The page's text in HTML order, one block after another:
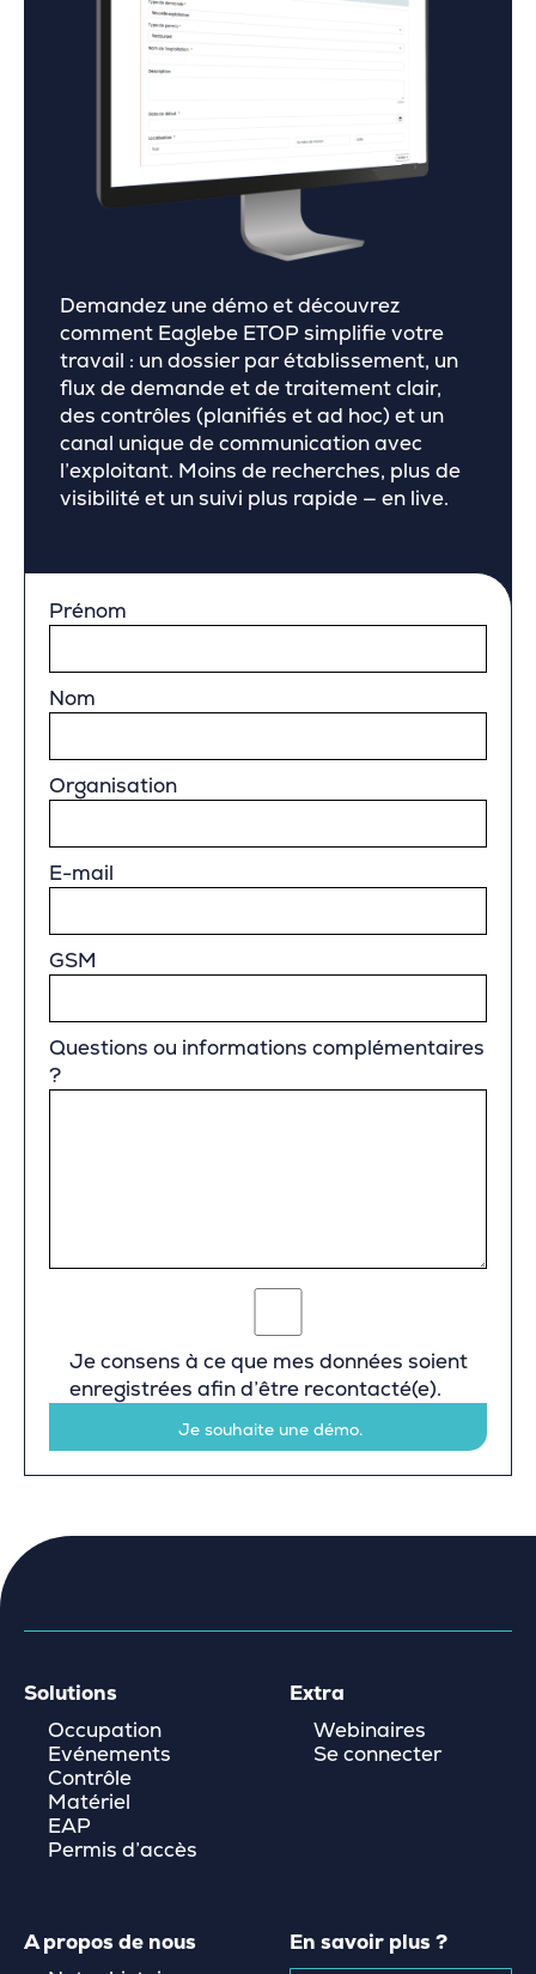
Demandez une démo et découvrez
comment Eaglebe ETOP simplifie votre
travail : un dossier par établissement, un
flux de demande et de traitement clair,
des contrôles (planifiés et ad hoc) et un
canal unique de communication avec
l’exploitant. Moins de recherches, plus de
visibilité et un suivi plus rapide — en live.
Prénom
Nom
Organisation
E-mail
GSM
Questions ou informations complémentaires
?
Je consens à ce que mes données soient
enregistrées afin d’être recontacté(e).
Solutions
Occupation
Evénements
Contrôle
Matériel
EAP
Permis d’accès
Extra
Webinaires
Se connecter
A propos de nous
En savoir plus ?